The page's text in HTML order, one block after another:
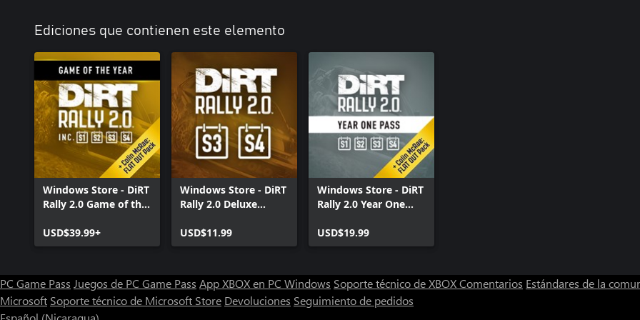
Ediciones que contienen este elemento
Windows Store - DiRT
Rally 2.0 Game of the
USD$39.99+
Windows Store - DiRT
Rally 2.0 Deluxe
(Seasons 3 and 4)
USD$11.99
Windows Store - DiRT
Rally 2.0 Year One
USD$19.99
PC Game Pass Juegos de PC Game Pass App XBOX en PC Windows Soporte técnico de XBOXComentarios Estándares de la
Microsoft Soporte técnico de Microsoft Store Devoluciones Seguimiento de pedidos